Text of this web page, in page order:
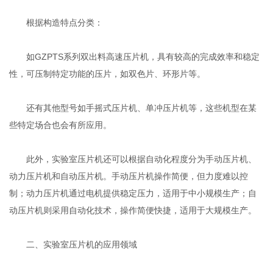
根据构造特点分类：
如GZPTS系列双出料高速压片机，具有较高的完成效率和稳定
性，可压制特定功能的压片，如双色片、环形片等。
还有其他型号如手摇式压片机、单冲压片机等，这些机型在某
些特定场合也会有所应用。
此外，实验室压片机还可以根据自动化程度分为手动压片机、
动力压片机和自动压片机。手动压片机操作简便，但力度难以控
制；动力压片机通过电机提供稳定压力，适用于中小规模生产；自
动压片机则采用自动化技术，操作简便快捷，适用于大规模生产。
二、实验室压片机的应用领域